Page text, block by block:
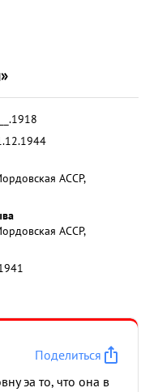
АССР,
АССР,
Поделиться
эа то, что она в